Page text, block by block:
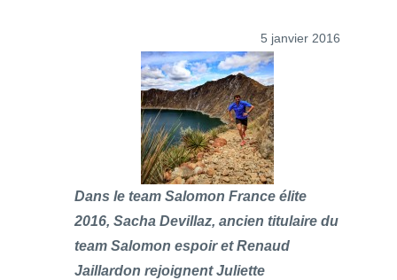
5 janvier 2016
Dans le team Salomon France élite
2016, Sacha Devillaz, ancien titulaire du
team Salomon espoir et Renaud
Jaillardon rejoignent Juliette